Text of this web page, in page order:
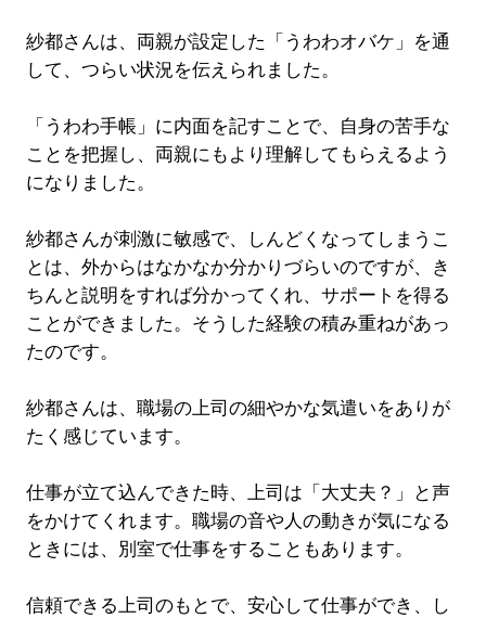
紗都さんは、両親が設定した「うわわオバケ」を通
して、つらい状況を伝えられました。
「うわわ手帳」に内面を記すことで、自身の苦手な
ことを把握し、両親にもより理解してもらえるよう
になりました。
紗都さんが刺激に敏感で、しんどくなってしまうこ
とは、外からはなかなか分かりづらいのですが、き
ちんと説明をすれば分かってくれ、サポートを得る
ことができました。そうした経験の積み重ねがあっ
たのです。
紗都さんは、職場の上司の細やかな気遣いをありが
たく感じています。
仕事が立て込んできた時、上司は「大丈夫？」と声
をかけてくれます。職場の音や人の動きが気になる
ときには、別室で仕事をすることもあります。
信頼できる上司のもとで、安心して仕事ができ、し